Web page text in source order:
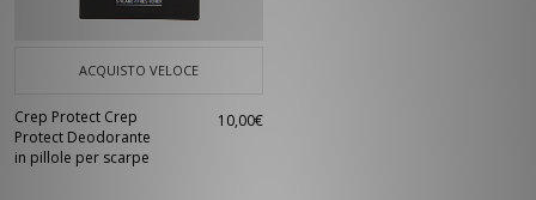
ACQUISTO VELOCE
Crep Protect Crep
Protect Deodorante
in pillole per scarpe
10,00€